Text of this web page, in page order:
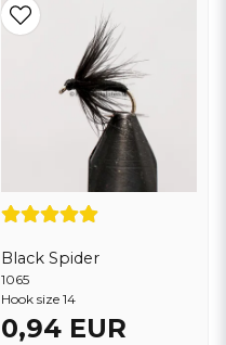
Black Spider
1065
Hook size 14
0,94 EUR